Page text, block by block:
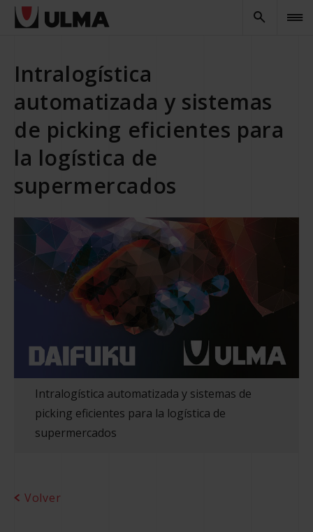
Intralogística
automatizada y sistemas
de picking eficientes para
la logística de
supermercados
Intralogística automatizada y sistemas de
picking eficientes para la logística de
supermercados
Volver